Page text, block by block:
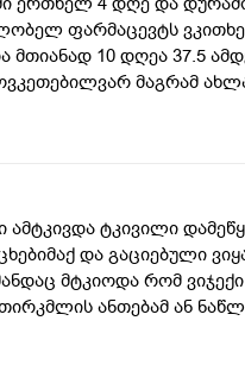
ფარმაცევტს
10 დღეა 37.5
მაგრამ
ხშირად
გაძნელება პლუს
მარცხენა მხარეს
კიდევ
ჯგუფისებს იღებდიდა
მოვრჩი დავლიე
მიდრეკილი ვარ
ტკივილი
და გაციებული
მტკიოდა რომ
ანთებამ ან